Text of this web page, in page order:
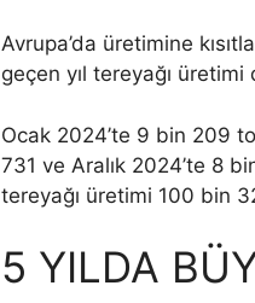
Avrupa’da üretimine
geçen yıl tereyağı
Ocak 2024’te 9 bin 209
731 ve Aralık 2024’te 8
tereyağı üretimi 100 bin
5 YILDA